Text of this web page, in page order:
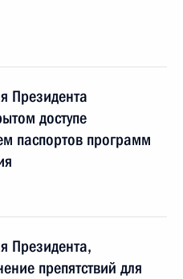
Президента
доступе
паспортов программ
Президента,
препятствий для